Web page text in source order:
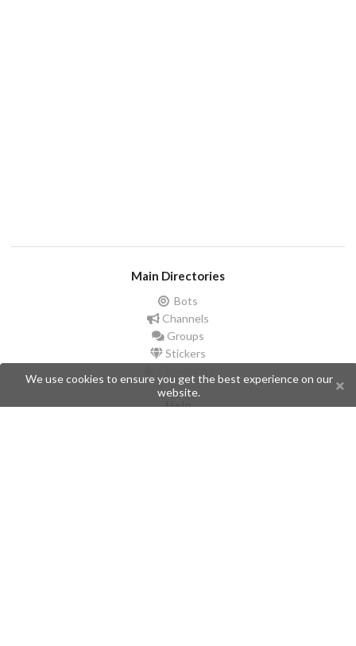
Main Directories
Bots
Channels
Groups
Stickers
Help
We use cookies to ensure you get the best experience on our
website.